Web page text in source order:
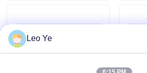
Solicitar una cita
Perfiles de la protuberancia del
Leo Ye